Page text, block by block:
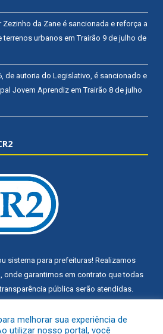
da Zane é sancionada e reforça a
terrenos urbanos em Trairão 9 de julho de
de autoria do Legislativo, é sancionado e
Jovem Aprendiz em Trairão 8 de julho
sistema para prefeituras! Realizamos
onde garantimos em contrato que todas
pública serão atendidas.
da Transparência Pública
melhorar sua experiência de
utilizar nosso portal, você